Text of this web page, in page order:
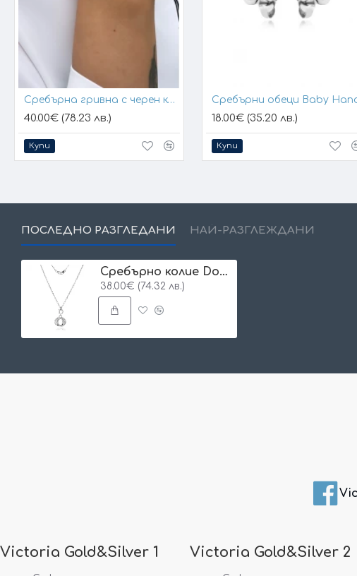
Сребърна гривна с черен конец и позлатени топчета
40.00€ (78.23 лв.)
Купи
Сребърни обеци Baby
18.00€ (35.20 лв.)
Купи
ПОСЛЕДНО РАЗГЛЕДАНИ НАЙ-РАЗГЛЕЖДАНИ
Сребърно колие Dorie
38.00€ (74.32 лв.)
Victoria Gold&Silver 1 Victoria Gold&Silver 2